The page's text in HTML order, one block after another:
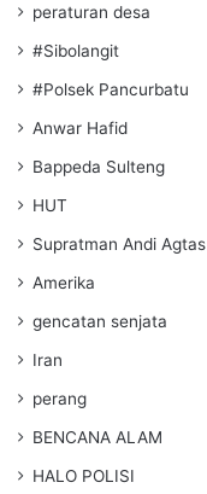
peraturan desa
#Sibolangit
#Polsek Pancurbatu
Anwar Hafid
Bappeda Sulteng
HUT
Supratman Andi Agtas
Amerika
gencatan senjata
Iran
perang
BENCANA ALAM
HALO POLISI